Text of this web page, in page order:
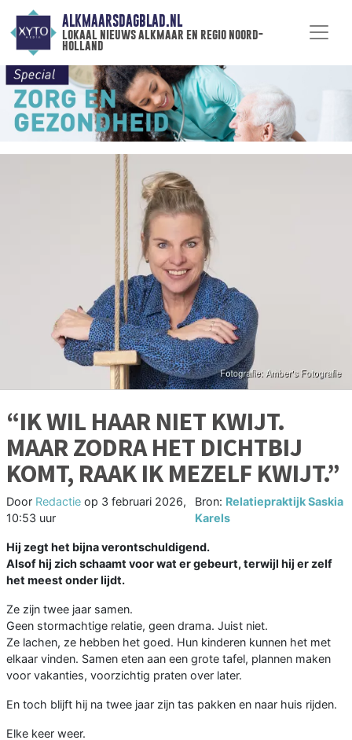
ALKMAARSDAGBLAD.NL
lokaal nieuws alkmaar en regio noord-
holland
“IK WIL HAAR NIET KWIJT.
MAAR ZODRA HET DICHTBIJ
KOMT, RAAK IK MEZELF KWIJT.”
Door Redactie op 3 februari 2026,
10:53 uur
Bron: Relatiepraktijk Saskia
Karels
Hij zegt het bijna verontschuldigend.
Alsof hij zich schaamt voor wat er gebeurt, terwijl hij er zelf
het meest onder lijdt.
Ze zijn twee jaar samen.
Geen stormachtige relatie, geen drama. Juist niet.
Ze lachen, ze hebben het goed. Hun kinderen kunnen het met
elkaar vinden. Samen eten aan een grote tafel, plannen maken
voor vakanties, voorzichtig praten over later.
En toch blijft hij na twee jaar zijn tas pakken en naar huis rijden.
Elke keer weer.